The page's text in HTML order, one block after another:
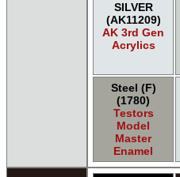
SILVER
(AK11209)
AK 3rd Gen
Acrylics
Steel (F)
(1780)
Testors
Model
Master
Enamel